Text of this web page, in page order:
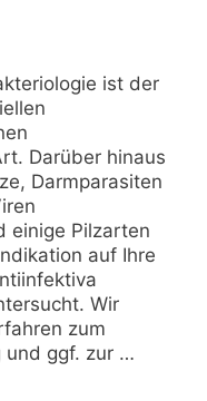
ist der
Darüber hinaus
Darmparasiten
einige Pilzarten
auf Ihre
Wir
zum
und ggf. zur …